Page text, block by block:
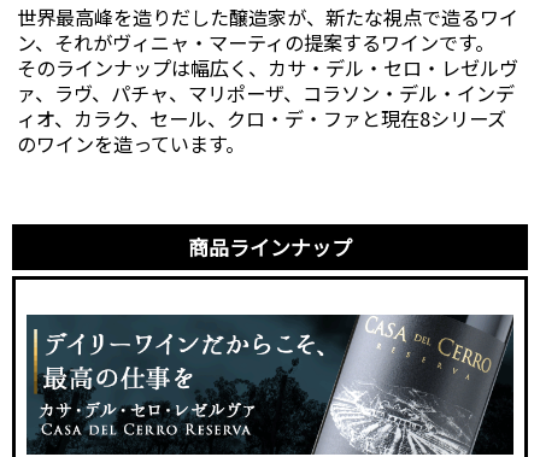
世界最高峰を造りだした醸造家が、新たな視点で造るワイ
ン、それがヴィニャ・マーティの提案するワインです。
そのラインナップは幅広く、カサ・デル・セロ・レゼルヴ
ァ、ラヴ、パチャ、マリポーザ、コラソン・デル・インデ
ィオ、カラク、セール、クロ・デ・ファと現在8シリーズ
のワインを造っています。
商品ラインナップ